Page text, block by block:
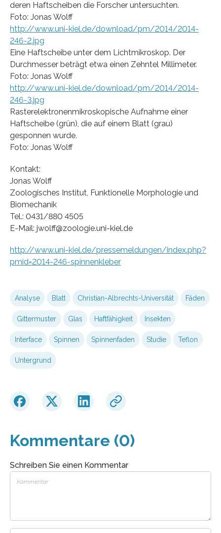
deren Haftscheiben die Forscher untersuchten.
Foto: Jonas Wolff
http://www.uni-kiel.de/download/pm/2014/2014-
246-2.jpg
Eine Haftscheibe unter dem Lichtmikroskop. Der
Durchmesser beträgt etwa einen Zehntel Millimeter.
Foto: Jonas Wolff
http://www.uni-kiel.de/download/pm/2014/2014-
246-3.jpg
Rasterelektronenmikroskopische Aufnahme einer
Haftscheibe (grün), die auf einem Blatt (grau)
gesponnen wurde.
Foto: Jonas Wolff
Kontakt:
Jonas Wolff
Zoologisches Institut, Funktionelle Morphologie und
Biomechanik
Tel.: 0431/880 4505
E-Mail: jwolff@zoologie.uni-kiel.de
http://www.uni-kiel.de/pressemeldungen/index.php?
pmid=2014-246-spinnenkleber
Analyse Blatt Christian-Albrechts-Universität Fäden
Gittermuster Glas Haftfähigkeit Insekten
Interface Spinnen Spinnenfaden Studie Teflon
Untergrund
Kommentare (0)
Schreiben Sie einen Kommentar